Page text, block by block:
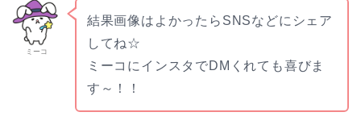
ミーコ
結果画像はよかったらSNSなどにシェア
してね☆
ミーコにインスタでDMくれても喜びま
す～！！